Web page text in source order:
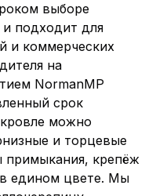
выборе
и подходит для
и коммерческих
на
NormanMP
срок
можно
и торцевые
примыкания, крепёж
едином цвете. Мы